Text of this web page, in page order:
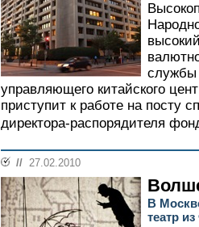
службы
управляющего китайского
приступит к работе на посту
директора-распорядителя
// 27.02.2010
В
театр